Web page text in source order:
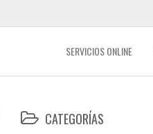
SERVICIOS ONLINE
CATEGORÍAS